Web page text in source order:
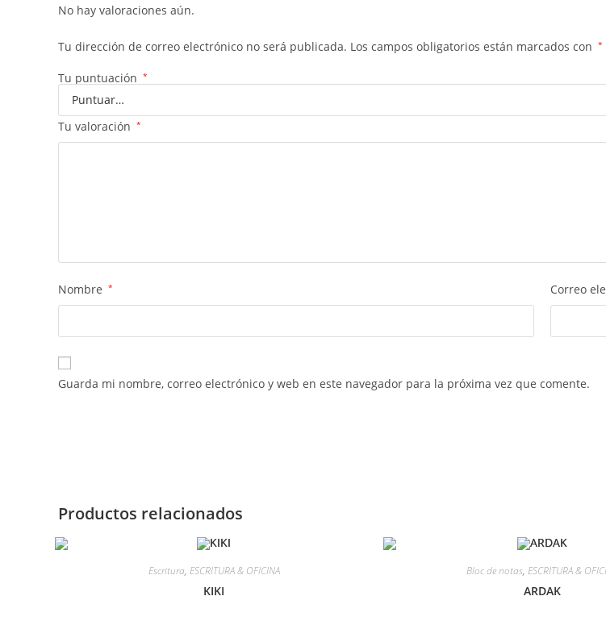
No hay valoraciones aún.
Tu dirección de correo electrónico no será publicada. Los campos obligatorios están marcados con *
Tu puntuación *
Tu valoración *
Nombre * Correo
Guarda mi nombre, correo electrónico y web en este navegador para la próxima vez que comente.
Productos relacionados
Escritura, ESCRITURA & OFICINA
KIKI
Bloc de notas, ESCRITURA &
ARDAK